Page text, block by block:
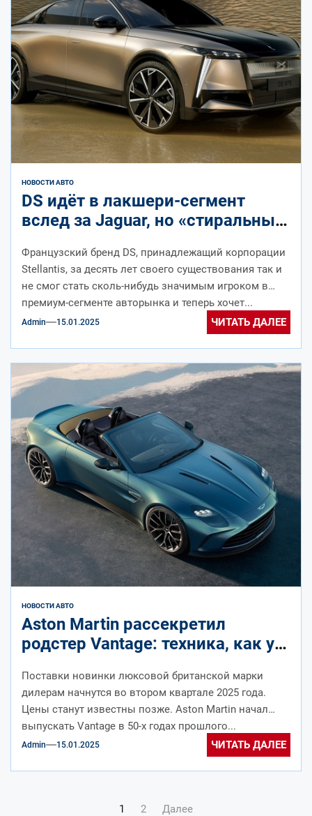
НОВОСТИ АВТО
DS идёт в лакшери-сегмент
вслед за Jaguar, но «стиральных
Французский бренд DS, принадлежащий корпорации
Stellantis, за десять лет своего существования так и
не смог стать сколь-нибудь значимым игроком в
премиум-сегменте авторынка и теперь хочет...
Admin 15.01.2025 ЧИТАТЬ ДАЛЕЕ
НОВОСТИ АВТО
Aston Martin рассекретил
родстер Vantage: техника, как у
60 кг
Поставки новинки люксовой британской марки
дилерам начнутся во втором квартале 2025 года.
Цены станут известны позже. Aston Martin начал
выпускать Vantage в 50-х годах прошлого...
Admin 15.01.2025 ЧИТАТЬ ДАЛЕЕ
1 2 Далее